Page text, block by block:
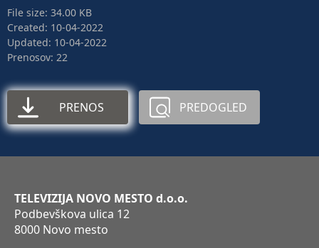
File size: 34.00 KB
Created: 10-04-2022
Updated: 10-04-2022
Prenosov: 22
PRENOS PREDOGLED
TELEVIZIJA NOVO MESTO d.o.o.
Podbevškova ulica 12
8000 Novo mesto